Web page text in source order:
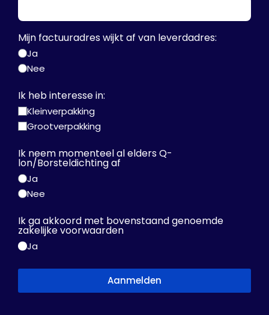
Mijn factuuradres wijkt af van leverdadres:
Ja
Nee
Ik heb interesse in:
Kleinverpakking
Grootverpakking
Ik neem momenteel al elders Q-
lon/Borsteldichting af
Ja
Nee
Ik ga akkoord met bovenstaand genoemde
zakelijke voorwaarden
Ja
Aanmelden